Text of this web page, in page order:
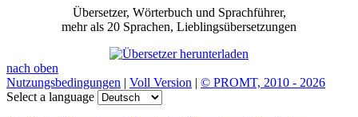
Übersetzer, Wörterbuch und Sprachführer,
mehr als 20 Sprachen, Lieblingsübersetzungen
nach oben
Nutzungsbedingungen | Voll Version | © PROMT, 2010 - 2026
Select a language